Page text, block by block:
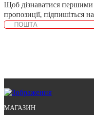
Щоб дізнаватися першими
пропозиції, підпишіться
МАГАЗИН